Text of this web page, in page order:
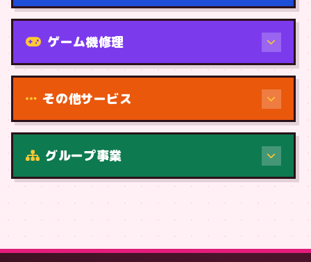
機種から
症状・内容から
ゲーム機修理
その他サービス
グループ事業